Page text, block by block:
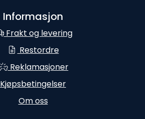
Informasjon
Frakt og levering
Restordre
Reklamasjoner
Kjøpsbetingelser
Om oss